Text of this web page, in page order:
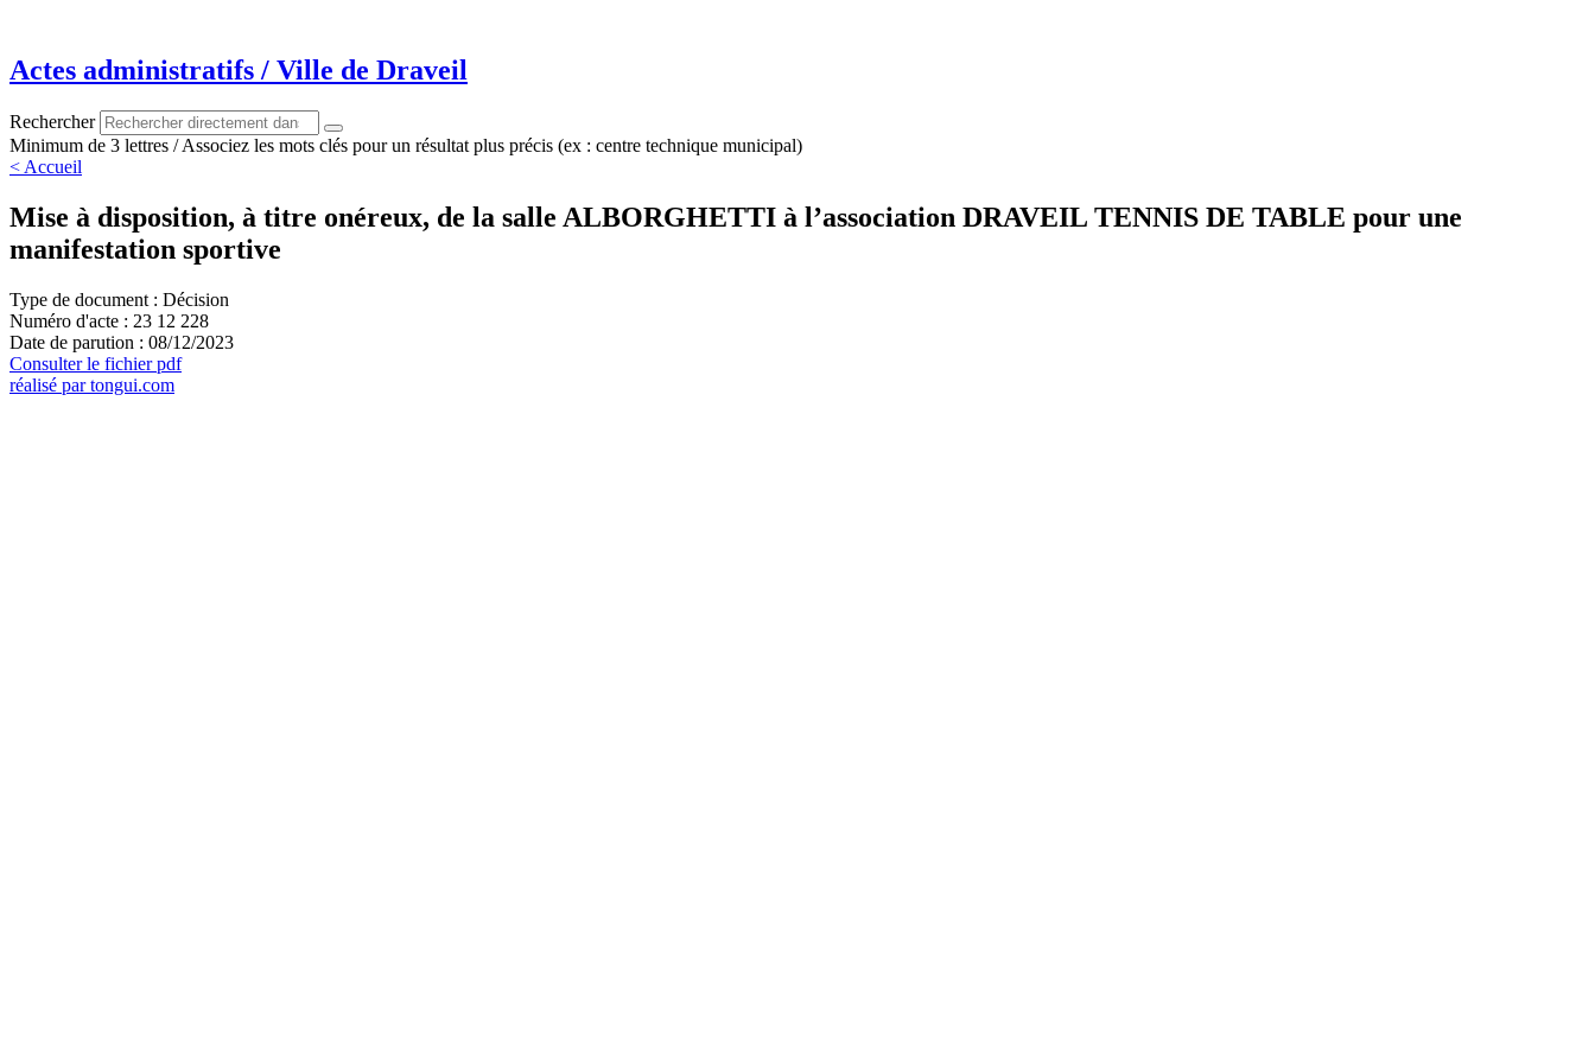
contenu
Actes administratifs / Ville de Draveil
Rechercher
Minimum de 3 lettres / Associez les mots clés pour un résultat plus précis (ex : centre technique municipal)
< Accueil
Mise à disposition, à titre onéreux, de la salle ALBORGHETTI à l’association DRAVEIL TENNIS DE TABLE pour une
manifestation sportive
Type de document : Décision
Numéro d'acte : 23 12 228
Date de parution : 08/12/2023
Consulter le fichier pdf
réalisé par tongui.com